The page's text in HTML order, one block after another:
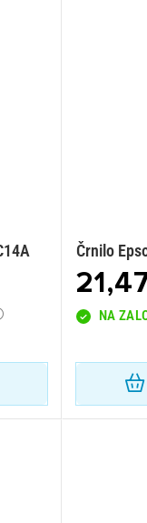
Črnilo
NA
morate biti prijavljeni.